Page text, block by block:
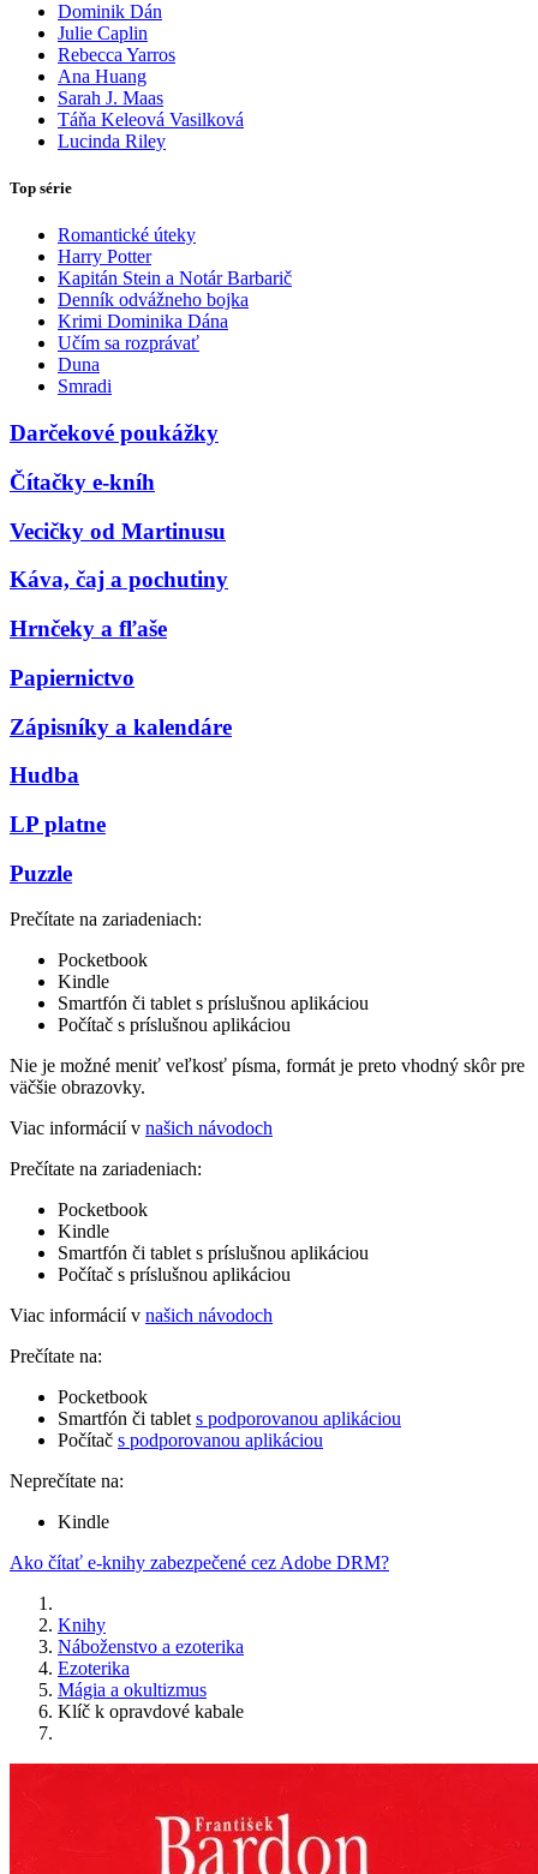
Dominik Dán
Julie Caplin
Rebecca Yarros
Ana Huang
Sarah J. Maas
Táňa Keleová Vasilková
Lucinda Riley
Top série
Romantické úteky
Harry Potter
Kapitán Stein a Notár Barbarič
Denník odvážneho bojka
Krimi Dominika Dána
Učím sa rozprávať
Duna
Smradi
Darčekové poukážky
Čítačky e-kníh
Vecičky od Martinusu
Káva, čaj a pochutiny
Hrnčeky a fľaše
Papiernictvo
Zápisníky a kalendáre
Hudba
LP platne
Puzzle
Prečítate na zariadeniach:
Pocketbook
Kindle
Smartfón či tablet s príslušnou aplikáciou
Počítač s príslušnou aplikáciou
Nie je možné meniť veľkosť písma, formát je preto vhodný skôr pre
väčšie obrazovky.
Viac informácií v našich návodoch
Prečítate na zariadeniach:
Pocketbook
Kindle
Smartfón či tablet s príslušnou aplikáciou
Počítač s príslušnou aplikáciou
Viac informácií v našich návodoch
Prečítate na:
Pocketbook
Smartfón či tablet s podporovanou aplikáciou
Počítač s podporovanou aplikáciou
Neprečítate na:
Kindle
Ako čítať e-knihy zabezpečené cez Adobe DRM?
Knihy
Náboženstvo a ezoterika
Ezoterika
Mágia a okultizmus
Klíč k opravdové kabale